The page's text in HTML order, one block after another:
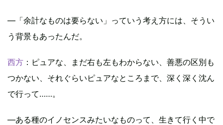
―「余計なものは要らない」っていう考え方には、そうい
う背景もあったんだ。
西方 ：ピュアな、まだ右も左もわからない、善悪の区別も
つかない、それぐらいピュアなところまで、深く深く沈ん
で行って……。
―ある種のイノセンスみたいなものって、生きて行く中で